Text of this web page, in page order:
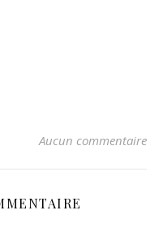
Aucun commentaire